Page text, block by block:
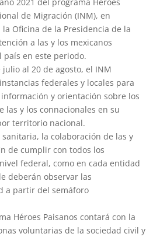
de Migración (INM), en
Oficina de la Presidencia de la
a las y los mexicanos
en este periodo.
al 20 de agosto, el INM
federales y locales para
y orientación sobre los
las y los connacionales en su
territorio nacional.
la colaboración de las y
de cumplir con todos los
federal, como en cada entidad
deberán observar las
a partir del semáforo
Héroes Paisanos contará con la
voluntarias de la sociedad civil y